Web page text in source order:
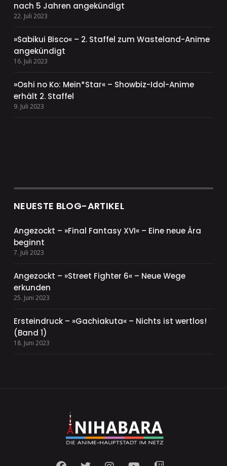
nach 5 Jahren angekündigt
22. Juli 2023
»Sabikui Bisco« – 2. Staffel zum Wasteland-Anime
angekündigt
16. Juli 2023
»Oshi no Ko: Mein*Star« – Showbiz-Idol-Anime
erhält 2. Staffel
9. Juli 2023
NEUESTE BLOG-ARTIKEL
Angezockt – »Final Fantasy XVI« – Eine neue Ära
beginnt
7. Juli 2023
Angezockt – »Street Fighter 6« – Neue Wege
erkunden
25. Juni 2023
Ersteindruck – »Gachiakuta« – Nichts ist wertlos!
(Band 1)
18. Juni 2023